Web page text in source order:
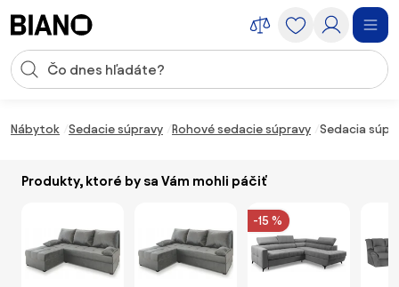
Vstup pre vyhľadávanie
Nábytok Sedacie súpravy Rohové sedacie súpravy Sedacia
Produkty, ktoré by sa Vám mohli páčiť
-15 %